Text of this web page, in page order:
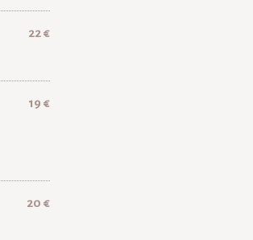
22 €
19 €
20 €